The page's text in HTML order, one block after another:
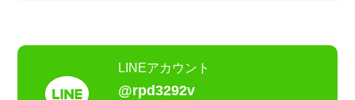
LINEアカウント
@rpd3292v